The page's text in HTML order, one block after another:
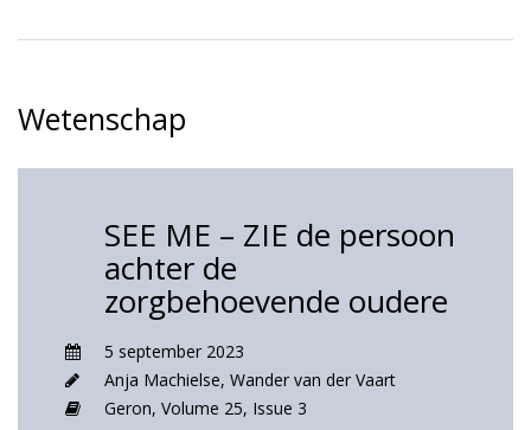
Wetenschap
SEE ME – ZIE de persoon
achter de
zorgbehoevende oudere
5 september 2023
Anja Machielse, Wander van der Vaart
Geron, Volume 25, Issue 3